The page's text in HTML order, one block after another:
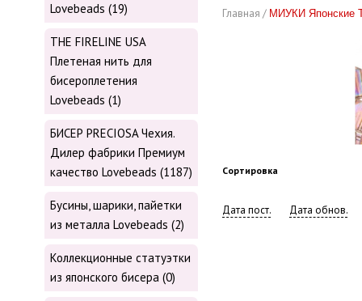
Lovebeads (19)
THE FIRELINE USA
Плетеная нить для
бисероплетения
Lovebeads (1)
БИСЕР PRECIOSA Чехия.
Дилер фабрики Премиум
качество Lovebeads (1187)
Бусины, шарики, пайетки
из металла Lovebeads (2)
Коллекционные статуэтки
из японского бисера (0)
Главная / МИУКИ Японские
Сортировка
Дата пост. Дата обнов.